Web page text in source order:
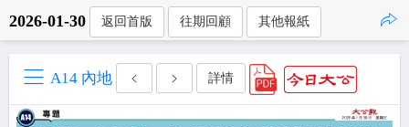
2026-01-30 返回首版 往期回顧 其他報紙
A14 內地 詳情